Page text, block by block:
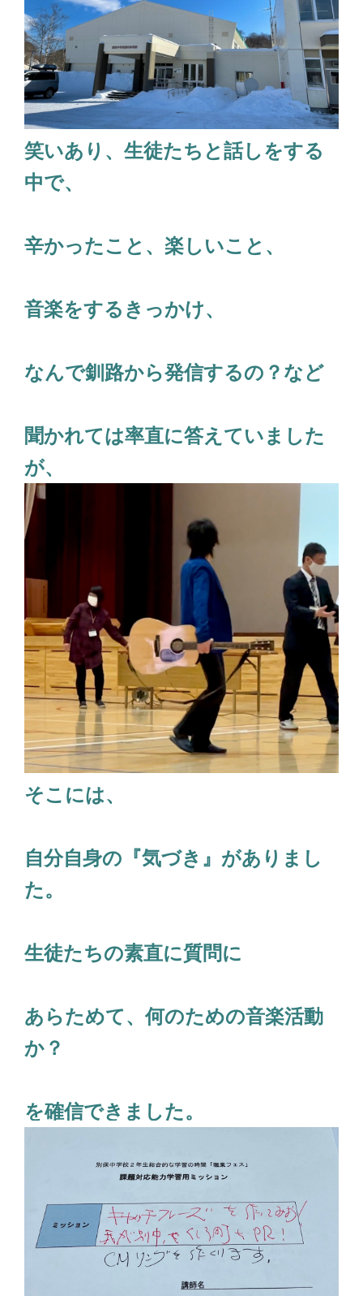
笑いあり、生徒たちと話しをする
中で、
辛かったこと、楽しいこと、
音楽をするきっかけ、
なんで釧路から発信するの？など
聞かれては率直に答えていました
が、
そこには、
自分自身の『気づき』がありまし
た。
生徒たちの素直に質問に
あらためて、何のための音楽活動
か？
を確信できました。